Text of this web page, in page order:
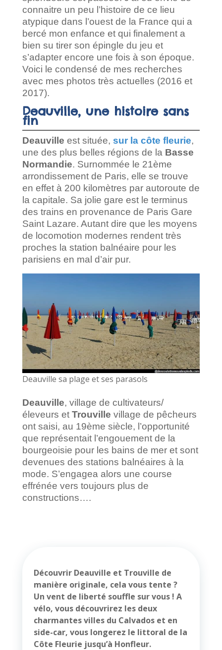
connaitre un peu l’histoire de ce lieu
atypique dans l’ouest de la France qui a
bercé mon enfance et qui finalement a
bien su tirer son épingle du jeu et
s’adapter encore une fois à son époque.
Voici le condensé de mes recherches
avec mes photos très actuelles (2016 et
2017).
Deauville, une histoire sans
fin
Deauville est située, sur la côte fleurie,
une des plus belles régions de la Basse
Normandie. Surnommée le 21ème
arrondissement de Paris, elle se trouve
en effet à 200 kilomètres par autoroute de
la capitale. Sa jolie gare est le terminus
des trains en provenance de Paris Gare
Saint Lazare. Autant dire que les moyens
de locomotion modernes rendent très
proches la station balnéaire pour les
parisiens en mal d’air pur.
Deauville sa plage et ses parasols
Deauville, village de cultivateurs/
éleveurs et Trouville village de pêcheurs
ont saisi, au 19ème siècle, l’opportunité
que représentait l’engouement de la
bourgeoisie pour les bains de mer et sont
devenues des stations balnéaires à la
mode. S’engagea alors une course
effrénée vers toujours plus de
constructions….
Découvrir Deauville et Trouville de
manière originale, cela vous tente ?
Un vent de liberté souffle sur vous ! A
vélo, vous découvrirez les deux
charmantes villes du Calvados et en
side-car, vous longerez le littoral de la
Côte Fleurie jusqu’à Honfleur.